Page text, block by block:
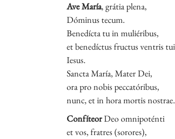
Ave María, grátia plena,
Dóminus tecum.
Benedícta tu in muliéribus,
et benedíctus fructus ventris
Iesus.
Sancta María, Mater Dei,
ora pro nobis peccatóribus,
nunc, et in hora mortis
ConfíteorDeo omnipoténti
et vos, fratres (sorores),